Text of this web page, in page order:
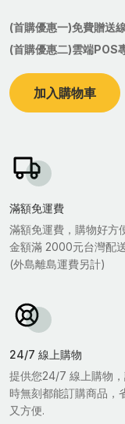
(首購優惠一)免費贈送
(首購優惠二)雲端POS
加入購物車
滿額免運費
滿額免運費，購物好方
金額滿 2000元台灣配
(外島離島運費另計)
24/7 線上購物
提供您24/7 線上購物
時無刻都能訂購商品，
又方便.